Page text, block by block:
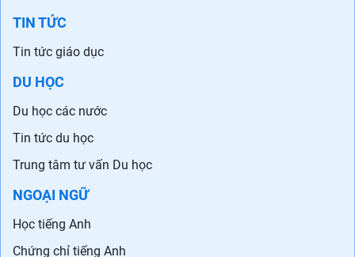
TIN TỨC
Tin tức giáo dục
DU HỌC
Du học các nước
Tin tức du học
Trung tâm tư vấn Du học
NGOẠI NGỮ
Học tiếng Anh
Chứng chỉ tiếng Anh